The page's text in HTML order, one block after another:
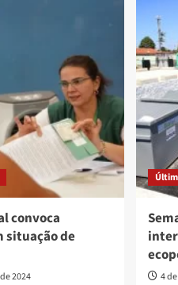
convoca
situação de
2024 4